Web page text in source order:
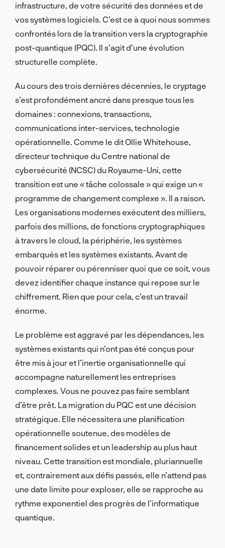
infrastructure, de votre sécurité des données et de
vos systèmes logiciels. C’est ce à quoi nous sommes
confrontés lors de la transition vers la cryptographie
post-quantique (PQC). Il s’agit d’une évolution
structurelle complète.
Au cours des trois dernières décennies, le cryptage
s’est profondément ancré dans presque tous les
domaines : connexions, transactions,
communications inter-services, technologie
opérationnelle. Comme le dit Ollie Whitehouse,
directeur technique du Centre national de
cybersécurité (NCSC) du Royaume-Uni, cette
transition est une « tâche colossale » qui exige un «
programme de changement complexe ». Il a raison.
Les organisations modernes exécutent des milliers,
parfois des millions, de fonctions cryptographiques
à travers le cloud, la périphérie, les systèmes
embarqués et les systèmes existants. Avant de
pouvoir réparer ou pérenniser quoi que ce soit, vous
devez identifier chaque instance qui repose sur le
chiffrement. Rien que pour cela, c’est un travail
énorme.
Le problème est aggravé par les dépendances, les
systèmes existants qui n’ont pas été conçus pour
être mis à jour et l’inertie organisationnelle qui
accompagne naturellement les entreprises
complexes. Vous ne pouvez pas faire semblant
d’être prêt. La migration du PQC est une décision
stratégique. Elle nécessitera une planification
opérationnelle soutenue, des modèles de
financement solides et un leadership au plus haut
niveau. Cette transition est mondiale, pluriannuelle
et, contrairement aux défis passés, elle n’attend pas
une date limite pour exploser, elle se rapproche au
rythme exponentiel des progrès de l’informatique
quantique.